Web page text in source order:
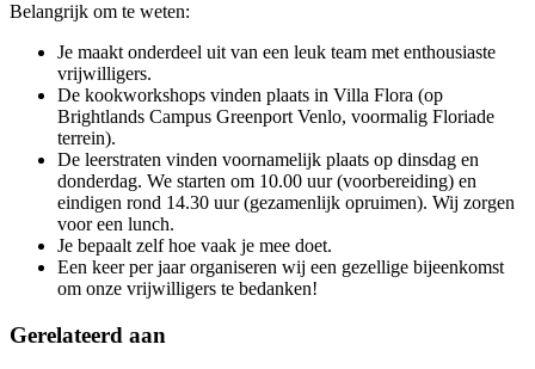
Belangrijk om te weten:
Je maakt onderdeel uit van een leuk team met enthousiaste
vrijwilligers.
De kookworkshops vinden plaats in Villa Flora (op
Brightlands Campus Greenport Venlo, voormalig Floriade
terrein).
De leerstraten vinden voornamelijk plaats op dinsdag en
donderdag. We starten om 10.00 uur (voorbereiding) en
eindigen rond 14.30 uur (gezamenlijk opruimen). Wij zorgen
voor een lunch.
Je bepaalt zelf hoe vaak je mee doet.
Een keer per jaar organiseren wij een gezellige bijeenkomst
om onze vrijwilligers te bedanken!
Gerelateerd aan